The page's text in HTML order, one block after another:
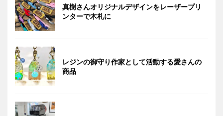
真樹さんオリジナルデザインをレーザープリ
ンターで木札に
レジンの御守り作家として活動する愛さんの
商品